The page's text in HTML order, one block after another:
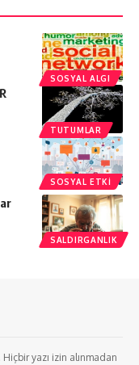
SOSYAL ALGI
TUTUMLAR
SOSYAL ETKI
SALDIRGANLIK
Hiçbir yazı izin alınmadan